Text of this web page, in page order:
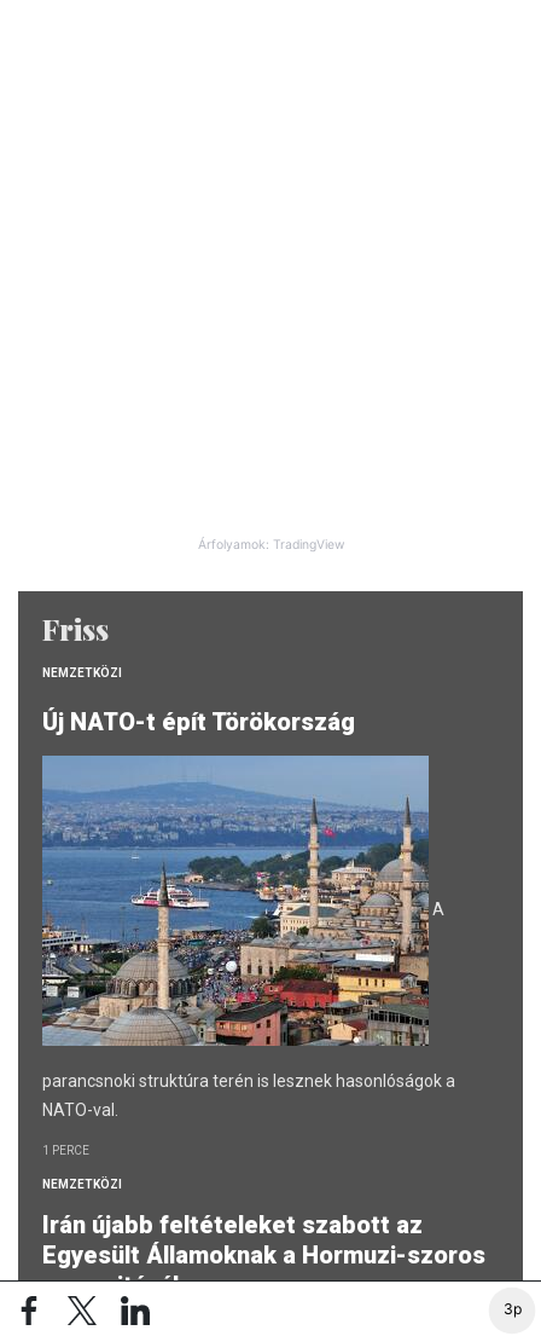
3p
Árfolyamok: TradingView
Friss
NEMZETKÖZI
Új NATO-t épít Törökország
A
parancsnoki struktúra terén is lesznek hasonlóságok a
NATO-val.
1 PERCE
NEMZETKÖZI
Irán újabb feltételeket szabott az
Egyesült Államoknak a Hormuzi-szoros
megnyitásához